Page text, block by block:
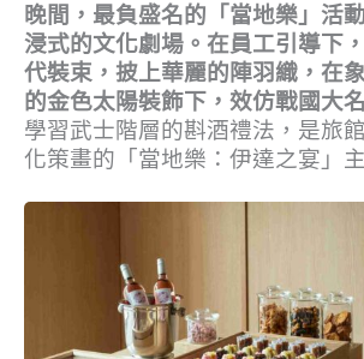
晚間，最負盛名的「當地樂」活
浸式的文化劇場。在員工引導下
代裝束，披上華麗的陣羽織，在
的金色太陽裝飾下，效仿戰國大
學習武士階層的斟酒禮法，是旅
化策畫的「當地樂：伊達之宴」